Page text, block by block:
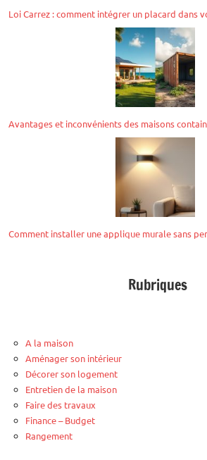
Loi Carrez : comment intégrer un placard dans
Avantages et inconvénients des maisons
Comment installer une applique murale sans
Rubriques
A la maison
Aménager son intérieur
Décorer son logement
Entretien de la maison
Faire des travaux
Finance – Budget
Rangement